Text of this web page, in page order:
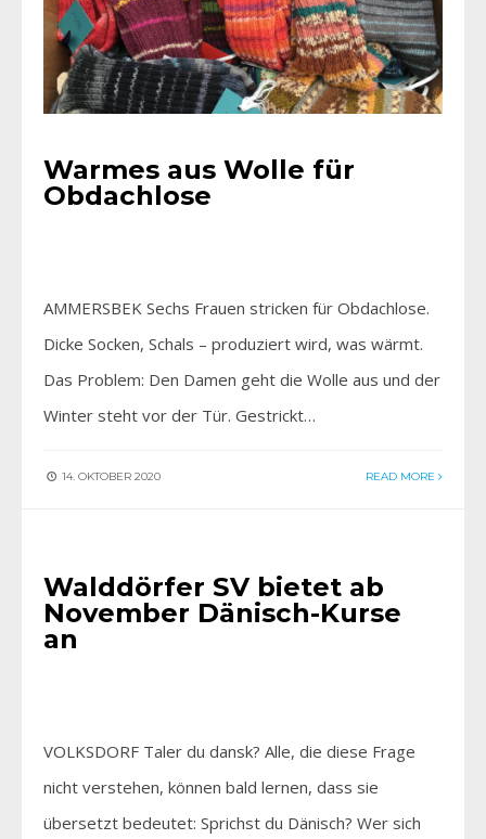
Warmes aus Wolle für
Obdachlose
AMMERSBEK Sechs Frauen stricken für Obdachlose.
Dicke Socken, Schals – produziert wird, was wärmt.
Das Problem: Den Damen geht die Wolle aus und der
Winter steht vor der Tür. Gestrickt…
14. OKTOBER 2020 READ MORE
Walddörfer SV bietet ab
November Dänisch-Kurse
an
VOLKSDORF Taler du dansk? Alle, die diese Frage
nicht verstehen, können bald lernen, dass sie
übersetzt bedeutet: Sprichst du Dänisch? Wer sich